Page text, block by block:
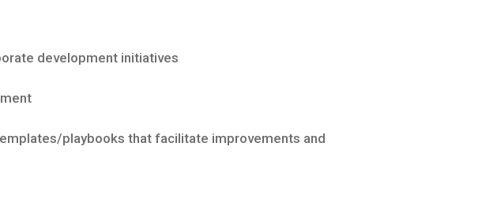
development initiatives
playbooks that facilitate improvements and